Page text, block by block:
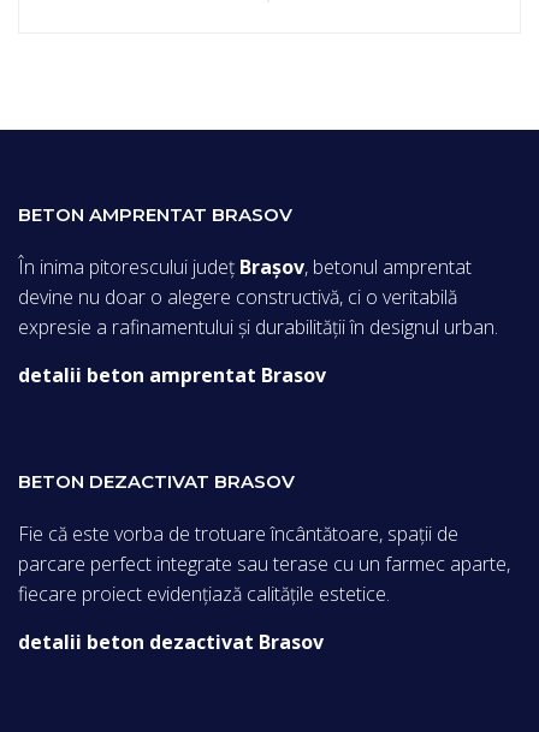
BETON AMPRENTAT BRASOV
În inima pitorescului județ Brașov, betonul amprentat
devine nu doar o alegere constructivă, ci o veritabilă
expresie a rafinamentului și durabilității în designul urban.
detalii beton amprentat Brasov
BETON DEZACTIVAT BRASOV
Fie că este vorba de trotuare încântătoare, spații de
parcare perfect integrate sau terase cu un farmec aparte,
fiecare proiect evidențiază calitățile estetice.
detalii beton dezactivat Brasov